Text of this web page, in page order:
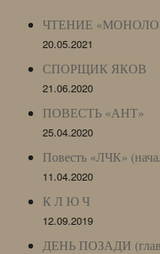
ЧТЕНИЕ
20.05.2021
СПОРЩИК ЯКОВ
21.06.2020
ПОВЕСТЬ «АНТ»
25.04.2020
Повесть «ЛЧК»
11.04.2020
К Л Ю Ч
12.09.2019
ДЕНЬ ПОЗАДИ